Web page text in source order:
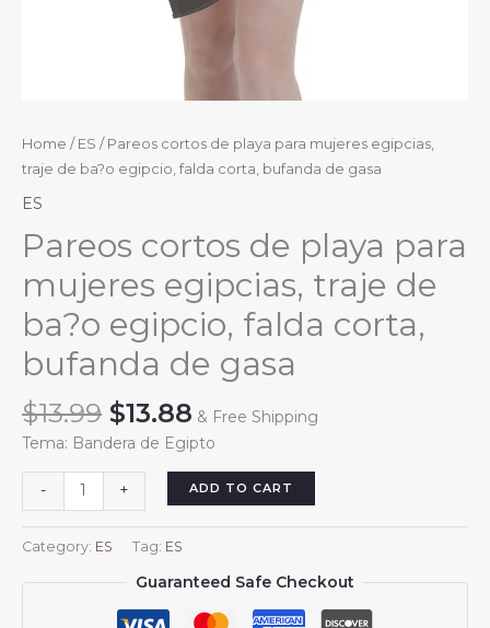
Home / ES / Pareos cortos de playa para mujeres egipcias,
traje de ba?o egipcio, falda corta, bufanda de gasa
ES
Pareos cortos de playa para
mujeres egipcias, traje de
ba?o egipcio, falda corta,
bufanda de gasa
$13.99 Original
price
$13.99.
$13.88 Current
price
$13.88.
& Free Shipping
Tema: Bandera de Egipto
-
cortos
de
playa
para
+ ADD TO CART
Category: ES Tag: ES
Guaranteed Safe Checkout